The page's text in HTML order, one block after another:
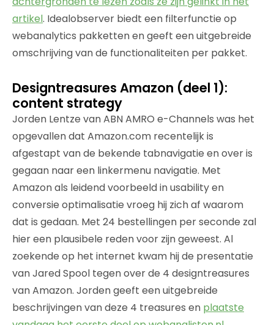
artikel. Idealobserver biedt een filterfunctie op
webanalytics pakketten en geeft een uitgebreide
omschrijving van de functionaliteiten per pakket.
Designtreasures Amazon (deel 1):
content strategy
Jorden Lentze van ABN AMRO e-Channels was het
opgevallen dat Amazon.com recentelijk is
afgestapt van de bekende tabnavigatie en over is
gegaan naar een linkermenu navigatie. Met
Amazon als leidend voorbeeld in usability en
conversie optimalisatie vroeg hij zich af waarom
dat is gedaan. Met 24 bestellingen per seconde zal
hier een plausibele reden voor zijn geweest. Al
zoekende op het internet kwam hij de presentatie
van Jared Spool tegen over de 4 designtreasures
van Amazon. Jorden geeft een uitgebreide
beschrijvingen van deze 4 treasures en plaatste